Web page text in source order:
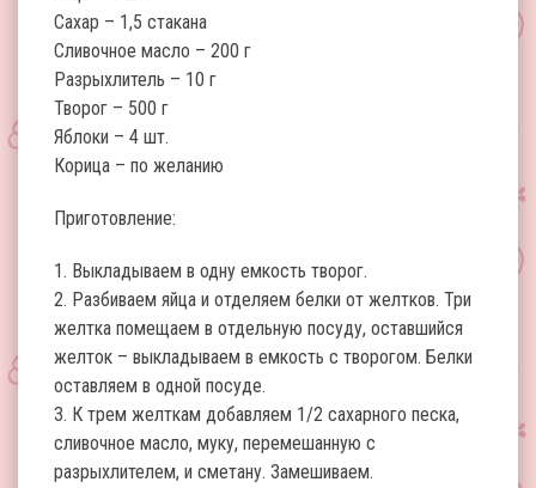
Сахар – 1,5 стакана
Сливочное масло – 200 г
Разрыхлитель – 10 г
Творог – 500 г
Яблоки – 4 шт.
Корица – по желанию
Приготовление:
1. Выкладываем в одну емкость творог.
2. Разбиваем яйца и отделяем белки от желтков. Три
желтка помещаем в отдельную посуду, оставшийся
желток – выкладываем в емкость с творогом. Белки
оставляем в одной посуде.
3. К трем желткам добавляем 1/2 сахарного песка,
сливочное масло, муку, перемешанную с
разрыхлителем, и сметану. Замешиваем.